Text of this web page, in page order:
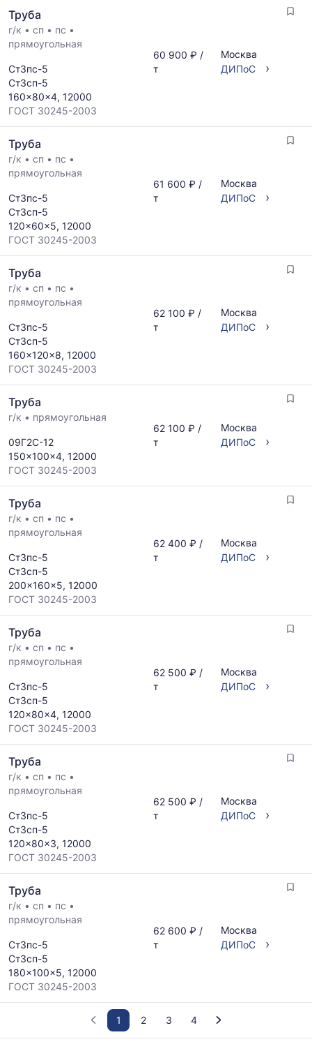
Труба
г/к • сп • пс •
прямоугольная
Ст3пс-5
Ст3сп-5
160x80x4, 12000
ГОСТ 30245-2003
60 900 ₽ /
т
Москва
ДИПоС
›
Труба
г/к • сп • пс •
прямоугольная
Ст3пс-5
Ст3сп-5
120x60x5, 12000
ГОСТ 30245-2003
61 600 ₽ /
т
Москва
ДИПоС
›
Труба
г/к • сп • пс •
прямоугольная
Ст3пс-5
Ст3сп-5
160x120x8, 12000
ГОСТ 30245-2003
62 100 ₽ /
т
Москва
ДИПоС
›
Труба
г/к • прямоугольная
09Г2С-12
150x100x4, 12000
ГОСТ 30245-2003
62 100 ₽ /
т
Москва
ДИПоС
›
Труба
г/к • сп • пс •
прямоугольная
Ст3пс-5
Ст3сп-5
200x160x5, 12000
ГОСТ 30245-2003
62 400 ₽ /
т
Москва
ДИПоС
›
Труба
г/к • сп • пс •
прямоугольная
Ст3пс-5
Ст3сп-5
120x80x4, 12000
ГОСТ 30245-2003
62 500 ₽ /
т
Москва
ДИПоС
›
Труба
г/к • сп • пс •
прямоугольная
Ст3пс-5
Ст3сп-5
120x80x3, 12000
ГОСТ 30245-2003
62 500 ₽ /
т
Москва
ДИПоС
›
Труба
г/к • сп • пс •
прямоугольная
Ст3пс-5
Ст3сп-5
180x100x5, 12000
ГОСТ 30245-2003
62 600 ₽ /
т
Москва
ДИПоС
›
1 2 3 4